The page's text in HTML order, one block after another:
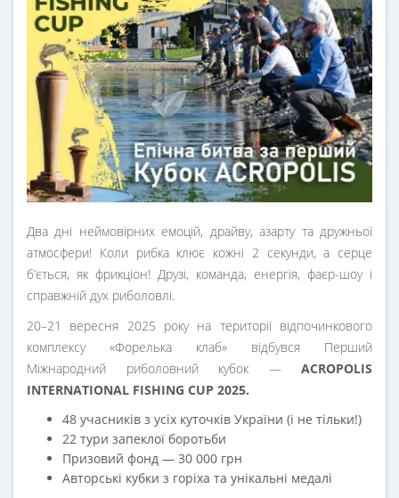
Два дні неймовірних емоцій, драйву, азарту та дружньої
атмосфери! Коли рибка клює кожні 2 секунди, а серце
б’ється, як фрикціон! Друзі, команда, енергія, фаєр-шоу і
справжній дух риболовлі.
20–21 вересня 2025 року на території відпочинкового
комплексу «Форелька клаб» відбувся Перший
Міжнародний риболовний кубок — ACROPOLIS
INTERNATIONAL FISHING CUP 2025.
48 учасників з усіх куточків України (і не тільки!)
22 тури запеклої боротьби
Призовий фонд — 30 000 грн
Авторські кубки з горіха та унікальні медалі